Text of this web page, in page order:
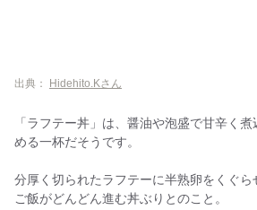
出典： Hidehito.Kさん
「ラフテー丼」は、醤油や泡盛で甘辛く
める一杯だそうです。
分厚く切られたラフテーに半熟卵をくぐら
ご飯がどんどん進む丼ぶりとのこと。